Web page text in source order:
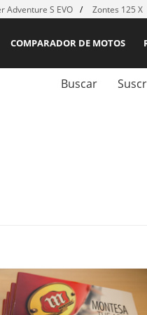
Adventure S EVO Zontes 125 X
COMPARADOR DE MOTOS
Buscar